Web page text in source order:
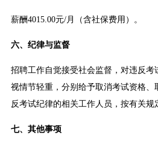
薪酬4015.00元/月（含社保费用）。
六、纪律与监督
招聘工作自觉接受社会监督，对违反考
视情节轻重，分别给予取消考试资格、
反考试纪律的相关工作人员，按有关规
七、其他事项